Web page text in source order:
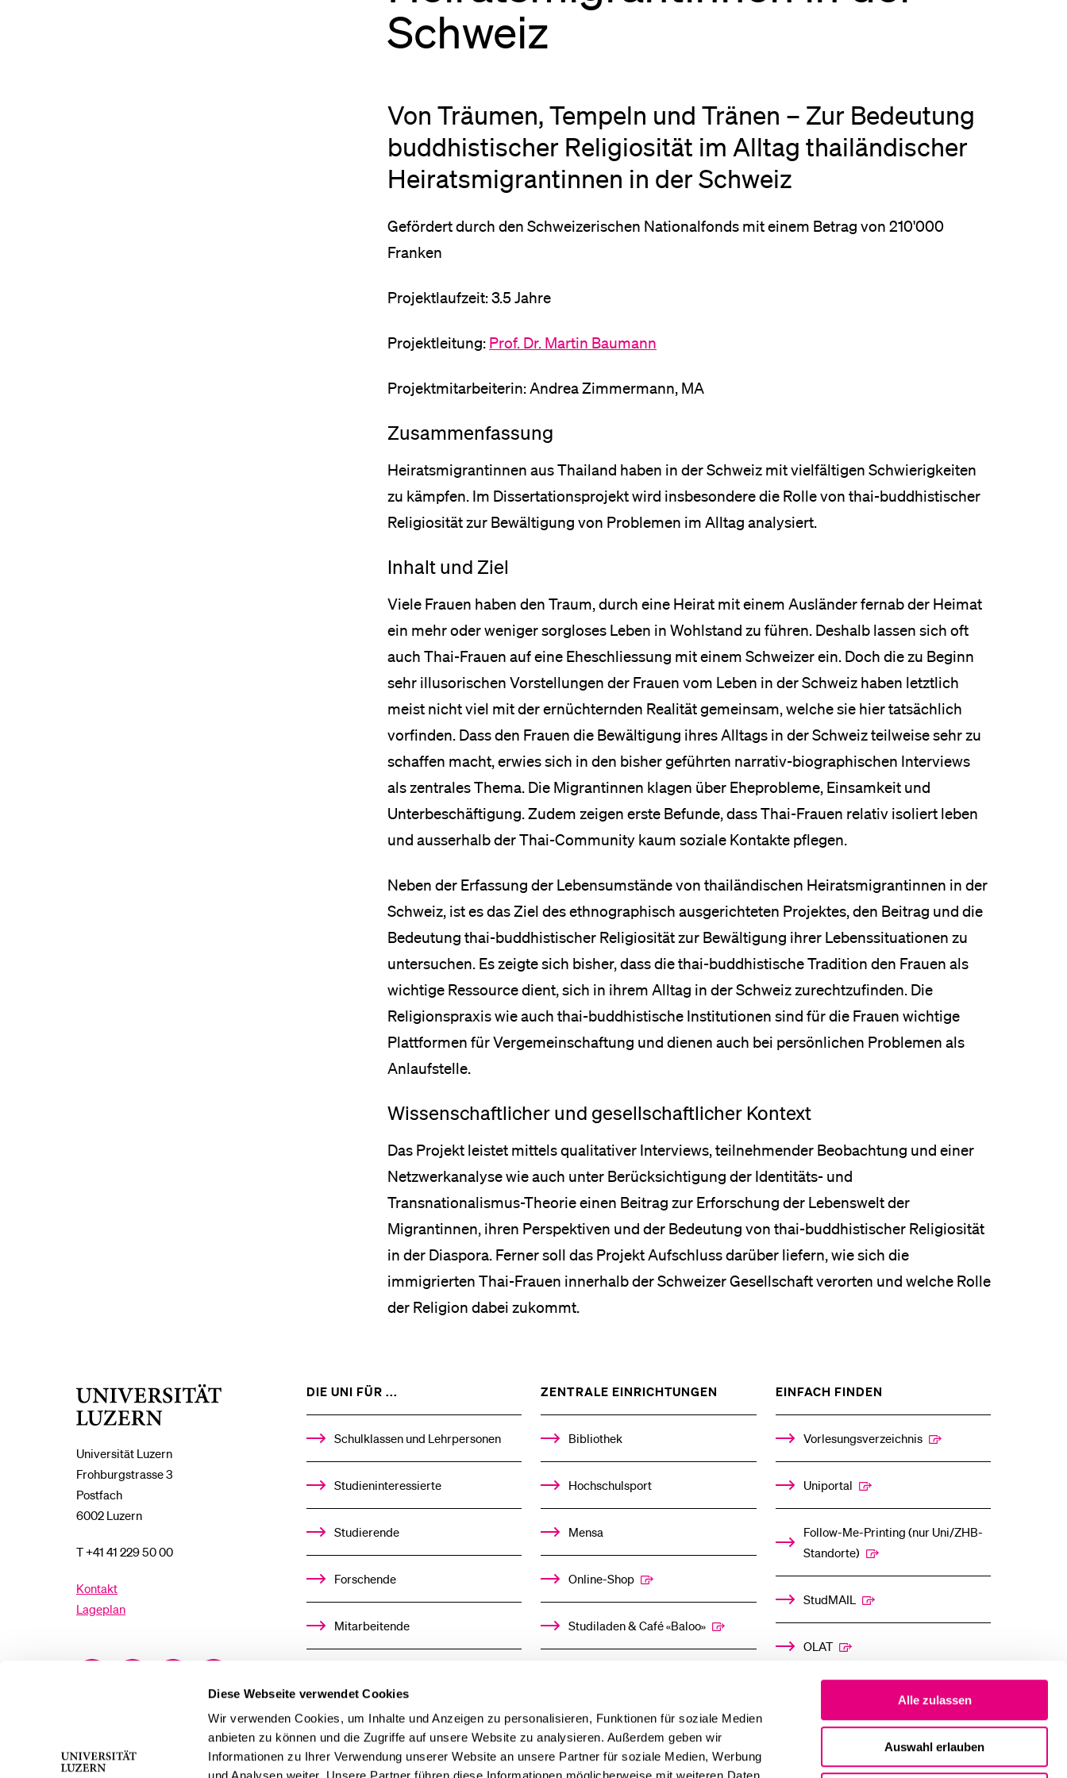
Diese Webseite verwendet Cookies
Wir verwenden Cookies, um Inhalte und Anzeigen zu personalisieren, Funktionen für soziale Medien
anbieten zu können und die Zugriffe auf unsere Website zu analysieren. Außerdem geben wir
Informationen zu Ihrer Verwendung unserer Website an unsere Partner für soziale Medien, Werbung
Alle zulassen
Auswahl erlauben
Schweiz
Von Träumen, Tempeln und Tränen – Zur Bedeutung
buddhistischer Religiosität im Alltag thailändischer
Heiratsmigrantinnen in der Schweiz
Gefördert durch den Schweizerischen Nationalfonds mit einem Betrag von 210'000
Franken
Projektlaufzeit: 3.5 Jahre
Projektleitung: Prof. Dr. Martin Baumann
Projektmitarbeiterin: Andrea Zimmermann, MA
Zusammenfassung
Heiratsmigrantinnen aus Thailand haben in der Schweiz mit vielfältigen Schwierigkeiten
zu kämpfen. Im Dissertationsprojekt wird insbesondere die Rolle von thai-buddhistischer
Religiosität zur Bewältigung von Problemen im Alltag analysiert.
Inhalt und Ziel
Viele Frauen haben den Traum, durch eine Heirat mit einem Ausländer fernab der Heimat
ein mehr oder weniger sorgloses Leben in Wohlstand zu führen. Deshalb lassen sich oft
auch Thai-Frauen auf eine Eheschliessung mit einem Schweizer ein. Doch die zu Beginn
sehr illusorischen Vorstellungen der Frauen vom Leben in der Schweiz haben letztlich
meist nicht viel mit der ernüchternden Realität gemeinsam, welche sie hier tatsächlich
vorfinden. Dass den Frauen die Bewältigung ihres Alltags in der Schweiz teilweise sehr zu
schaffen macht, erwies sich in den bisher geführten narrativ-biographischen Interviews
als zentrales Thema. Die Migrantinnen klagen über Eheprobleme, Einsamkeit und
Unterbeschäftigung. Zudem zeigen erste Befunde, dass Thai-Frauen relativ isoliert leben
und ausserhalb der Thai-Community kaum soziale Kontakte pflegen.
Neben der Erfassung der Lebensumstände von thailändischen Heiratsmigrantinnen in der
Schweiz, ist es das Ziel des ethnographisch ausgerichteten Projektes, den Beitrag und die
Bedeutung thai-buddhistischer Religiosität zur Bewältigung ihrer Lebenssituationen zu
untersuchen. Es zeigte sich bisher, dass die thai-buddhistische Tradition den Frauen als
wichtige Ressource dient, sich in ihrem Alltag in der Schweiz zurechtzufinden. Die
Religionspraxis wie auch thai-buddhistische Institutionen sind für die Frauen wichtige
Plattformen für Vergemeinschaftung und dienen auch bei persönlichen Problemen als
Anlaufstelle.
Wissenschaftlicher und gesellschaftlicher Kontext
Das Projekt leistet mittels qualitativer Interviews, teilnehmender Beobachtung und einer
Netzwerkanalyse wie auch unter Berücksichtigung der Identitäts- und
Transnationalismus-Theorie einen Beitrag zur Erforschung der Lebenswelt der
Migrantinnen, ihren Perspektiven und der Bedeutung von thai-buddhistischer Religiosität
in der Diaspora. Ferner soll das Projekt Aufschluss darüber liefern, wie sich die
immigrierten Thai-Frauen innerhalb der Schweizer Gesellschaft verorten und welche Rolle
der Religion dabei zukommt.
Universität Luzern
Frohburgstrasse 3
Postfach
6002 Luzern
T +41 41 229 50 00
Kontakt
Lageplan
DIE UNI FÜR ...
%1$S
UNTERMENÜ
Schulklassen und Lehrpersonen
Studieninteressierte
Studierende
Forschende
Mitarbeitende
Stellensuchende
Förderer
ZENTRALE EINRICHTUNGEN
%1$S
UNTERMENÜ
Bibliothek
Hochschulsport
Mensa
Online-Shop
Studiladen & Café «Baloo»
EINFACH FINDEN
%1$S
UNTERMENÜ
Vorlesungsverzeichnis
Uniportal
Follow-Me-Printing­ ­(nur Uni/ZHB-
Standorte)
StudMAIL
OLAT
Alumni
Stellensuchende
Medien